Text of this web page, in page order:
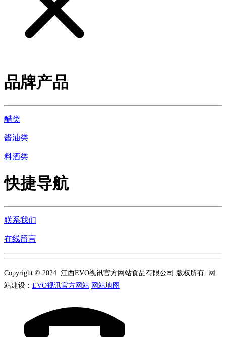
品牌产品
醋类
酱油类
料酒类
快捷导航
联系我们
在线留言
Copyright © 2024 江西EVO视讯官方网站食品有限公司 版权所有 网
站建设： EVO视讯官方网站 网站地图